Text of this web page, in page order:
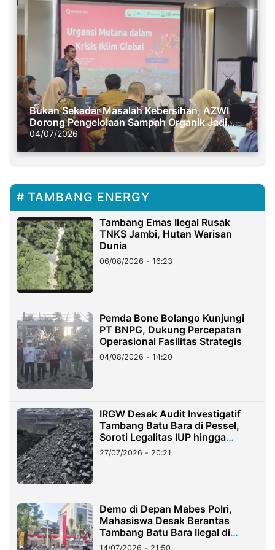
Bukan Sekadar Masalah Kebersihan, AZWI
Dorong Pengelolaan Sampah Organik Jadi
Solusi Krisis Iklim
04/07/2026
TAMBANG ENERGY
Tambang Emas Ilegal Rusak
TNKS Jambi, Hutan Warisan
Dunia
06/08/2026 - 16:23
Pemda Bone Bolango Kunjungi
PT BNPG, Dukung Percepatan
Operasional Fasilitas Strategis
04/08/2026 - 14:20
IRGW Desak Audit Investigatif
Tambang Batu Bara di Pessel,
Soroti Legalitas IUP hingga
Stockpile
27/07/2026 - 20:21
Demo di Depan Mabes Polri,
Mahasiswa Desak Berantas
Tambang Batu Bara Ilegal di
Lampung
14/07/2026 - 21:50